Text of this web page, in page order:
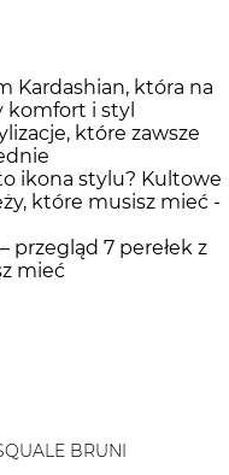
Kardashian, która na
komfort i styl
które zawsze
ikona stylu? Kultowe
które musisz mieć -
przegląd 7 perełek z
mieć
BRUNI